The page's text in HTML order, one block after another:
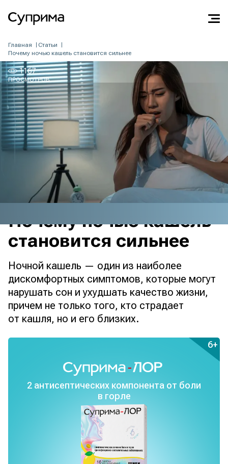
Главная
Статьи
Почему ночью кашель становится сильнее
1167
ПРОСМОТРОВ
Почему ночью кашель
становится сильнее
Ночной кашель — один из наиболее
дискомфортных симптомов, которые могут
нарушать сон и ухудшать качество жизни,
причем не только того, кто страдает
от кашля, но и его близких.
6+
2 антисептических компонента от боли
в горле